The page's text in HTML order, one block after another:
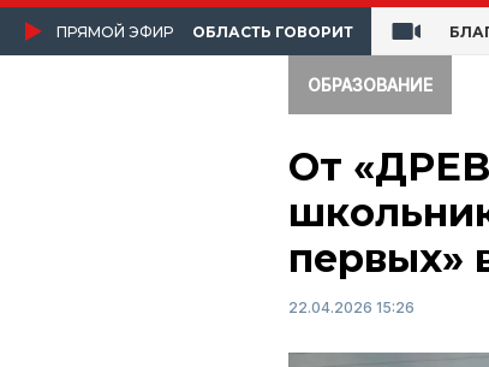
ПРЯМОЙ ЭФИР ОБЛАСТЬ ГОВОРИТ
ОБРАЗОВАНИЕ
От
первых»
22.04.2026 15:26